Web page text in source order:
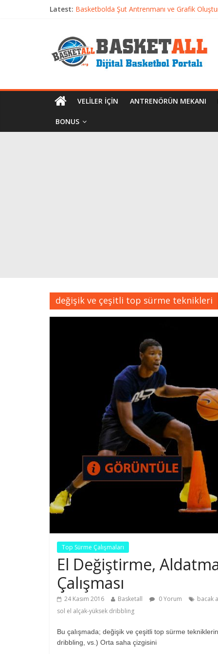
Latest: Basketbolda Şut Antrenmanı ve Grafik
Etkili Basketbol Antrenmanı Nasıl Olmalı
Basketbolcu Beslenmesi: Performansı Artıran
VELILER İÇIN ANTRENÖRÜN MEKANI
BONUS
değişik ve çeşitli top sürme teknikleri
Top Sürme Çalışmaları
El Değiştirme,
Çalışması
24 Kasım 2016 Basketall 0 Yorum bacak
sol el alçak-yüksek dribbling
Bu çalışmada; değişik ve çeşitli top sürme
dribbling, vs.) Orta saha çizgisini